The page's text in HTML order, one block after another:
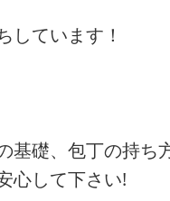
しています！
基礎、包丁の持ち
心して下さい!